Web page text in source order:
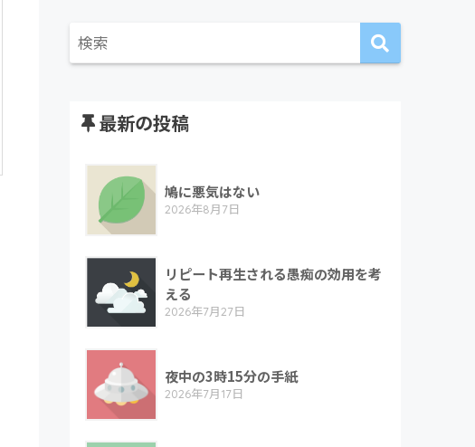
最新の投稿
鳩に悪気はない
2026年8月7日
リピート再生される愚痴の効用を考
える
2026年7月27日
夜中の3時15分の手紙
2026年7月17日